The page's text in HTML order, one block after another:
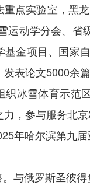
点实验室，黑
动学分会、
金项目、国
表论文5000余篇
冰雪体育示
，参与服务北
年哈尔滨第九
与俄罗斯圣彼